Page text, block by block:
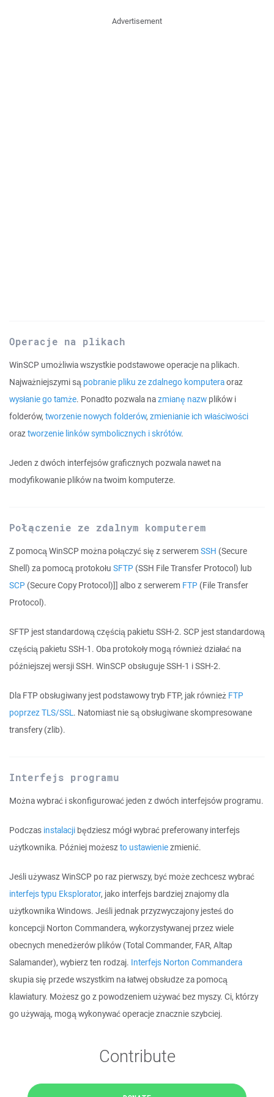
Advertisement
Operacje na plikach
WinSCP umożliwia wszystkie podstawowe operacje na plikach.
Najważniejszymi są pobranie pliku ze zdalnego komputeraoraz
wysłanie go tamże. Ponadto pozwala nazmianę nazw plików i
folderów, tworzenie nowych folderów, zmienianie ich właściwości
oraztworzenie linków symbolicznych i skrótów.
Jeden z dwóch interfejsów graficznych pozwala nawet na
modyfikowanie plików na twoim komputerze.
Połączenie ze zdalnym komputerem
Z pomocą WinSCP można połączyć się z serwerem SSH (Secure
Shell) za pomocą protokołu SFTP (SSH File Transfer Protocol) lub
SCP (Secure Copy Protocol)]] albo z serwerem FTP (File Transfer
Protocol).
SFTP jest standardową częścią pakietu SSH-2. SCP jest standardową
częścią pakietu SSH-1. Oba protokoły mogą również działać na
późniejszej wersji SSH. WinSCP obsługuje SSH-1 i SSH-2.
Dla FTP obsługiwany jest podstawowy tryb FTP, jak również FTP
poprzez TLS/SSL. Natomiast nie są obsługiwane skompresowane
transfery (zlib).
Interfejs programu
Można wybrać i skonfigurować jeden z dwóch interfejsów programu.
Podczas instalacji będziesz mógł wybrać preferowany interfejs
użytkownika. Później możeszto ustawieniezmienić.
Jeśli używasz WinSCP po raz pierwszy, być może zechcesz wybrać
interfejs typu Eksplorator, jako interfejs bardziej znajomy dla
użytkownika Windows. Jeśli jednak przyzwyczajony jesteś do
koncepcji Norton Commandera, wykorzystywanej przez wiele
obecnych menedżerów plików (Total Commander, FAR, Altap
Salamander), wybierz ten rodzaj. Interfejs Norton Commandera
skupia się przede wszystkim na łatwej obsłudze za pomocą
klawiatury. Możesz go z powodzeniem używać bez myszy. Ci, którzy
go używają, mogą wykonywać operacje znacznie szybciej.
Contribute